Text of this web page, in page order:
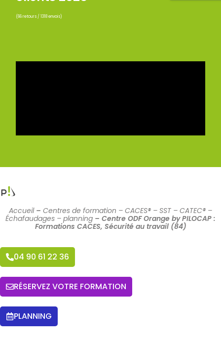
(66 retours / 1318 envois)
Accueil– Centres de formation – CACES® – SST – CATEC® –
Échafaudages – planning – Centre ODF Orange by PILOCAP :
Formations CACES, Sécurité au travail (84)
04 90 61 22 36
RÉSERVEZ VOTRE FORMATION
PLANNING